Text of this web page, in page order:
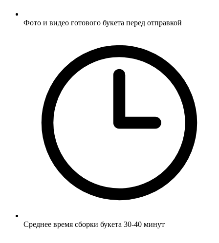
Фото и видео готового букета перед отправкой
Среднее время сборки букета 30-40 минут